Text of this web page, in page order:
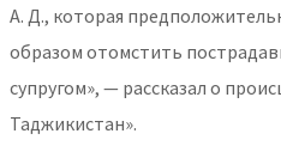
А. Д., которая
образом отомстить
супругом», — рассказал о
Таджикистан».